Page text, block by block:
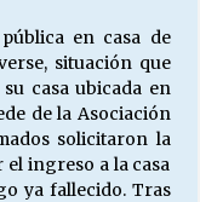
la riqueza
en casa de
situación que
casa ubicada en
de la Asociación
solicitaron la
ingreso a la casa
ya fallecido. Tras